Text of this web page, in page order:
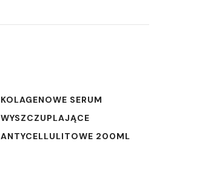
KOLAGENOWE SERUM
WYSZCZUPLAJĄCE
ANTYCELLULITOWE 200ML